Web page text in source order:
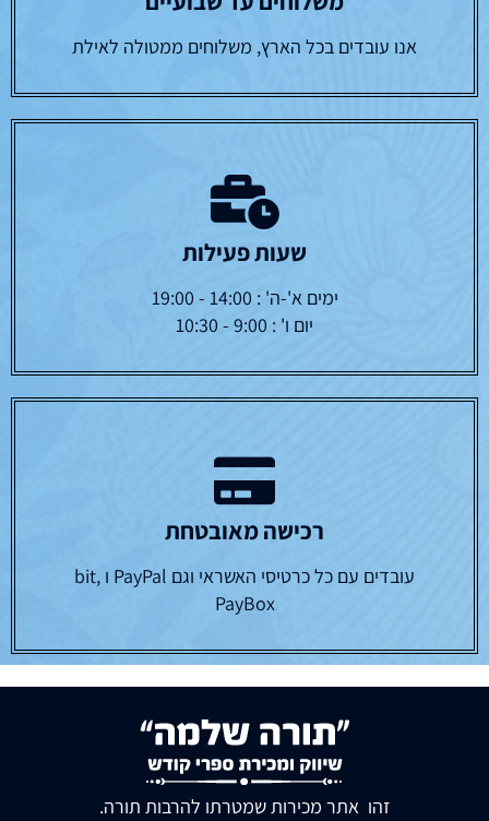
אנו עובדים בכל הארץ, משלוחים ממטולה לאילת
שעות פעילות
ימים א'-ה' : 14:00 - 19:00
יום ו' : 9:00 - 10:30
רכישה מאובטחת
עובדים עם כל כרטיסי האשראי וגם PayPal ו bit,
PayBox
זהו אתר מכירות שמטרתו להרבות תורה.